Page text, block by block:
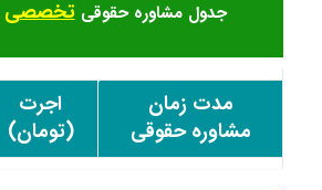
جدول مشاوره حقوقیتخصصی
مدت زمان
مشاوره حقوقی
اجرت
(تومان)